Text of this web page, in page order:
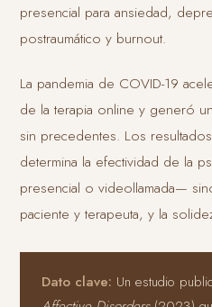
presencial para ansiedad,
postraumático y burnout.
La pandemia de COVID-19
de la terapia online y generó
sin precedentes. Los
determina la efectividad de la
presencial o videollamada—
paciente y terapeuta, y la
Dato clave: Un estudio